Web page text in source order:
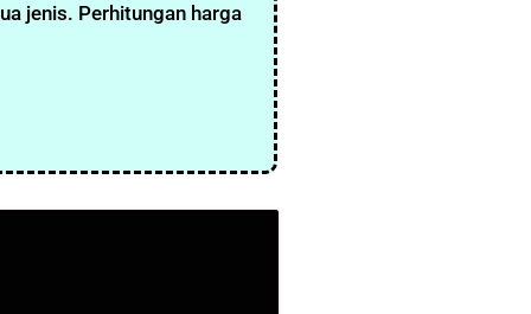
jenis. Perhitungan harga